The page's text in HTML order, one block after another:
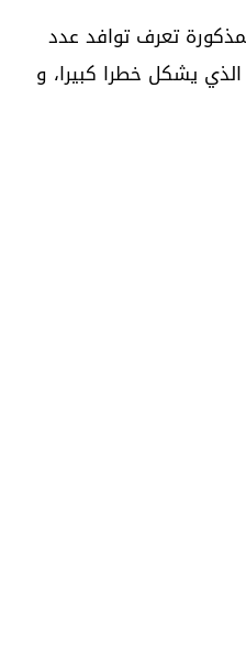
تعرف توافد عدد
الذي يشكل خطرا كبيرا، و